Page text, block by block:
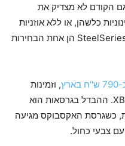
הקודם לא מצדיק את
כלשהן, או ללא אוזניות
כלל – ה-SteelSeries Arctis Nova 7 Wireless הן אחת הבחירות
בארץ
, וזמינות
בגרסה רגילה, גרסת PS5 וגרסת XBOX. ההבדל בגרסאות הוא
כשגרסת האקסבוקס מגיעה